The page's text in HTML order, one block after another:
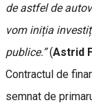
de astfel de
vom iniția
publice.”(Astrid
Contractul de
semnat de